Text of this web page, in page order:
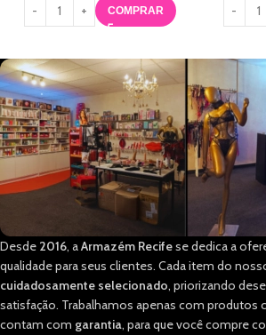
COMPRAR
Desde 2016, aArmazém Recifese dedica a
qualidade para seus clientes. Cada item do
cuidadosamente selecionado, priorizando
satisfação. Trabalhamos apenas com produtos
contam com garantia, para que você compre